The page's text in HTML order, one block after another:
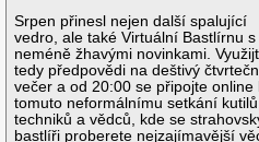
Srpen přinesl nejen další spalující
vedro, ale také Virtuální Bastlírnu s
neméně žhavými novinkami.
tedy předpovědi na deštivý
večer a od 20:00 se připojte online
tomuto neformálnímu setkání kutilů,
techniků a vědců, kde se
bastlíři proberete nejzajímavější